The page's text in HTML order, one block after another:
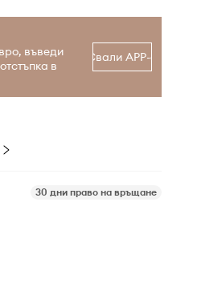
въведи
в
Свали APP-а
30 дни право на връщане